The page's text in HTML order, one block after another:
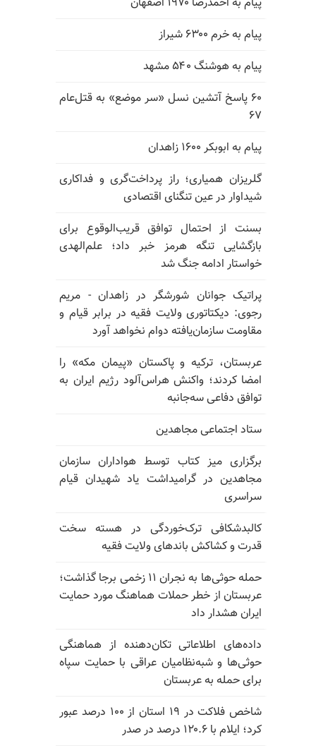
پیام به خرم ۶۳۰۰ شیراز
پیام به هوشنگ ۵۴۰ مشهد
۶۰ پاسخ آتشین نسل «سر موضع» به قتل‌عام
۶۷
پیام به ابوبکر ۱۶۰۰ زاهدان
گلریزان همیاری؛ راز پرداخت‌گری و فداکاری
شیداوار در عین تنگنای اقتصادی
بسنت از احتمال توافق قریب‌الوقوع برای
بازگشایی تنگه هرمز خبر داد؛ علم‌الهدی
خواستار ادامه جنگ شد
پراتیک جوانان شورشگر در زاهدان - مریم
رجوی: دیکتاتوری ولایت فقیه در برابر قیام و
مقاومت سازمان‌یافته دوام نخواهد آورد
عربستان، ترکیه و پاکستان «پیمان مکه» را
امضا کردند؛ واکنش هراس‌آلود رژیم ایران به
توافق دفاعی سه‌جانبه
ستاد اجتماعی مجاهدین
برگزاری میز کتاب توسط هواداران سازمان
مجاهدین در گرامیداشت یاد شهیدان قیام
سراسری
کالبدشکافی ترک‌خوردگی در هسته سخت
قدرت و کشاکش باندهای ولایت فقیه
حمله حوثی‌ها به نجران ۱۱ زخمی برجا گذاشت؛
عربستان از خطر حملات هماهنگ مورد حمایت
ایران هشدار داد
داده‌های اطلاعاتی تکان‌دهنده از هماهنگی
حوثی‌ها و شبه‌نظامیان عراقی با حمایت سپاه
برای حمله به عربستان
شاخص فلاکت در ۱۹ استان از ۱۰۰ درصد عبور
کرد؛ ایلام با ۱۲۰.۶ درصد در صدر